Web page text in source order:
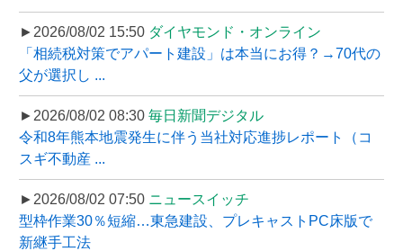
►2026/08/02 15:50 ダイヤモンド・オンライン
「相続税対策でアパート建設」は本当にお得？→70代の
父が選択し ...
►2026/08/02 08:30 毎日新聞デジタル
令和8年熊本地震発生に伴う当社対応進捗レポート（コ
スギ不動産 ...
►2026/08/02 07:50 ニュースイッチ
型枠作業30％短縮…東急建設、プレキャストPC床版で
新継手工法